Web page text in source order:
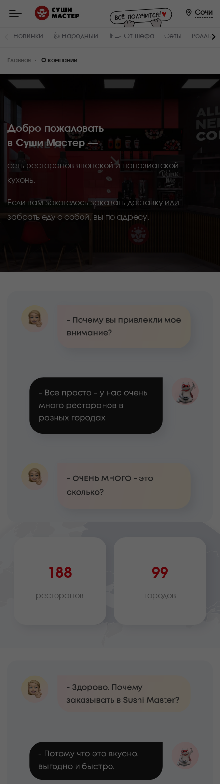
Мастер
заказ
доставка
суши,
WOK
Сочи
Сочи
Новинки 👍 Народный 👨‍🍳 От шефа Сеты Роллы
Главная О компании
Добро пожаловать
в Суши Мастер —
сеть ресторанов японской и паназиатской
кухонь.
Если вам захотелось заказать доставку или
забрать еду с собой, вы по адресу.
188
ресторанов
99
городов